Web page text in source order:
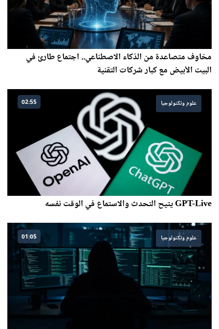
مخاوف متصاعدة من الذكاء الاصطناعي.. اجتماع طارئ في
البيت الأبيض مع كبار شركات التقنية
علوم وتكنولوجيا 02:55
GPT-Live يتيح التحدث والاستماع في الوقت نفسه
علوم وتكنولوجيا 01:05